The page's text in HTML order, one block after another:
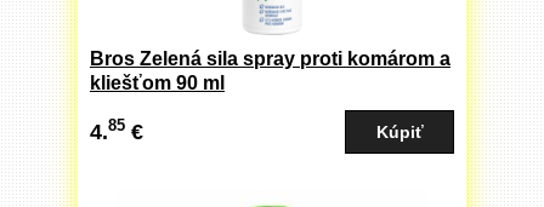
Bros Zelená sila spray proti komárom a
kliešťom 90 ml
4.85 €